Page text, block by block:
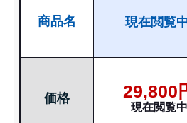
商品名 現在閲覧
価格 29,800
現在閲覧